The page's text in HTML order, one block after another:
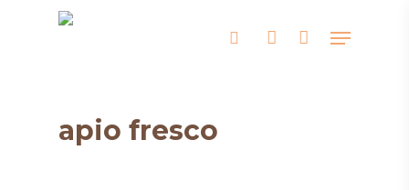
searchaccount
Menu
apio fresco